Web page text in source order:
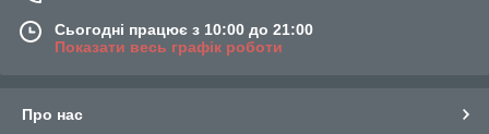
Сьогодні працює з 10:00 до 21:00
Показати весь графік роботи
Про нас